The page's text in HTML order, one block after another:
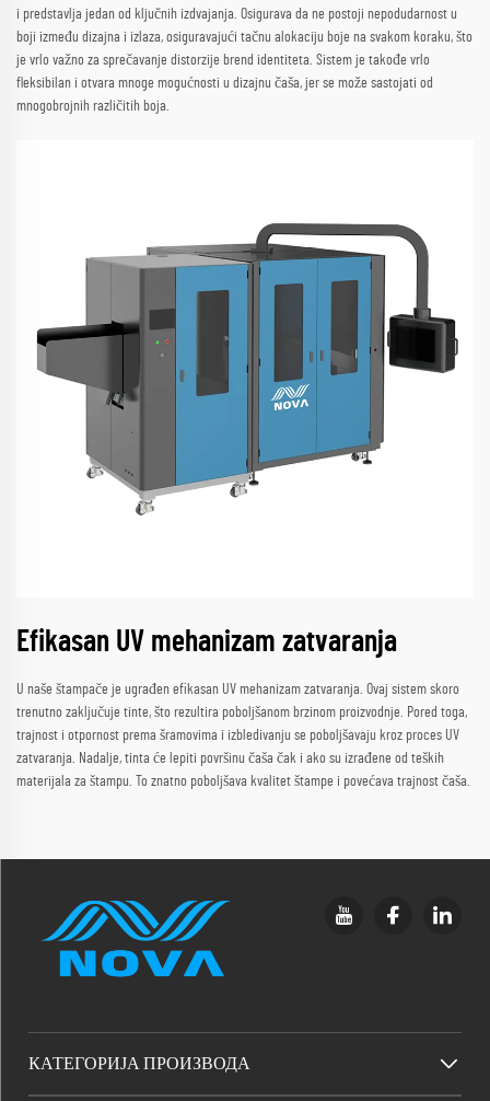
i predstavlja jedan od ključnih izdvajanja. Osigurava da ne postoji nepodudarnost u
boji između dizajna i izlaza, osiguravajući tačnu alokaciju boje na svakom koraku, što
je vrlo važno za sprečavanje distorzije brend identiteta. Sistem je takođe vrlo
fleksibilan i otvara mnoge mogućnosti u dizajnu čaša, jer se može sastojati od
mnogobrojnih različitih boja.
Efikasan UV mehanizam zatvaranja
U naše štampače je ugrađen efikasan UV mehanizam zatvaranja. Ovaj sistem skoro
trenutno zaključuje tinte, što rezultira poboljšanom brzinom proizvodnje. Pored toga,
trajnost i otpornost prema šramovima i izbledivanju se poboljšavaju kroz proces UV
zatvaranja. Nadalje, tinta će lepiti površinu čaša čak i ako su izrađene od teških
materijala za štampu. To znatno poboljšava kvalitet štampe i povećava trajnost čaša.
КАТЕГОРИЈА ПРОИЗВОДА